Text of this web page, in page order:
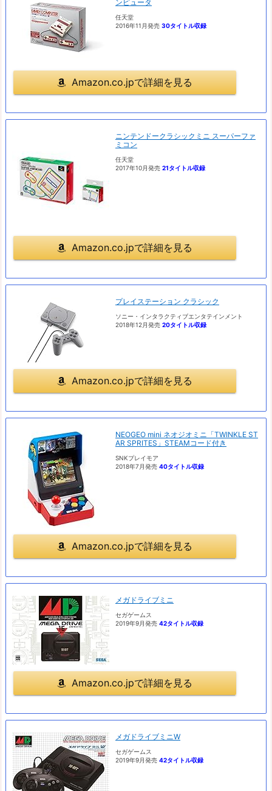
ンピュータ
任天堂
2016年11月発売 30タイトル収録
Amazon.co.jpで詳細を見る
ニンテンドークラシックミニ スーパーファ
ミコン
任天堂
2017年10月発売 21タイトル収録
Amazon.co.jpで詳細を見る
プレイステーション クラシック
ソニー・インタラクティブエンタテインメント
2018年12月発売 20タイトル収録
Amazon.co.jpで詳細を見る
NEOGEO mini ネオジオミニ「TWINKLE ST
AR SPRITES」STEAMコード付き
SNKプレイモア
2018年7月発売 40タイトル収録
Amazon.co.jpで詳細を見る
メガドライブミニ
セガゲームス
2019年9月発売 42タイトル収録
Amazon.co.jpで詳細を見る
メガドライブミニW
セガゲームス
2019年9月発売 42タイトル収録